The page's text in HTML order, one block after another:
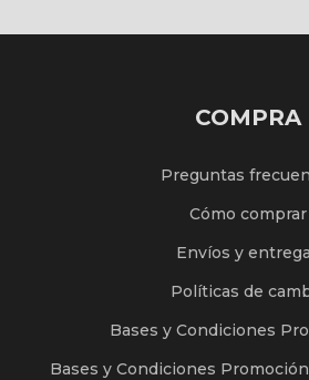
COMPRA
Preguntas
Cómo comprar
Envíos y
Políticas de
Bases y Condiciones
Bases y Condiciones